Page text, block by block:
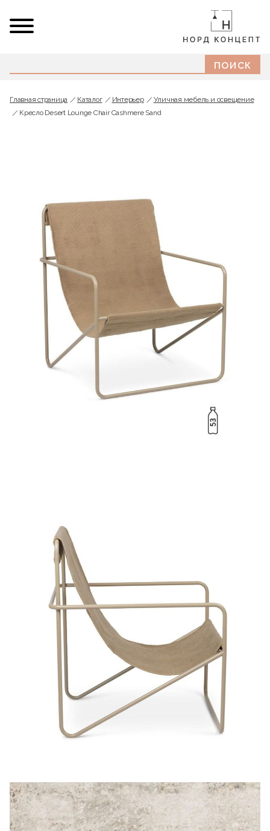
Главная страница Каталог Интерьер
Уличная мебель и освещение
Кресло Desert Lounge Chair Cashmere Sand